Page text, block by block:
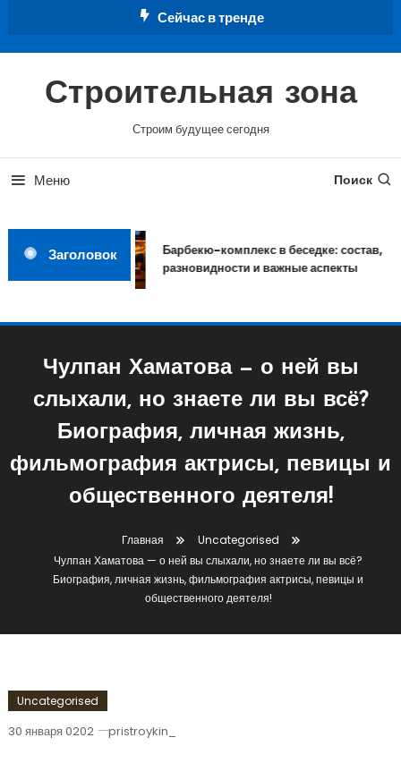
Сейчас в тренде
Строительная зона
Строим будущее сегодня
Меню Поиск
Заголовок
Барбекю-комплекс в беседке: состав,
разновидности и важные аспекты
Чулпан Хаматова — о ней вы
слыхали, но знаете ли вы всё?
Биография, личная жизнь,
фильмография актрисы, певицы и
общественного деятеля!
Главная
Uncategorised
Чулпан Хаматова — о ней вы слыхали, но знаете ли вы всё?
Биография, личная жизнь, фильмография актрисы, певицы и
общественного деятеля!
Uncategorised
30 января 0202 pristroykin_